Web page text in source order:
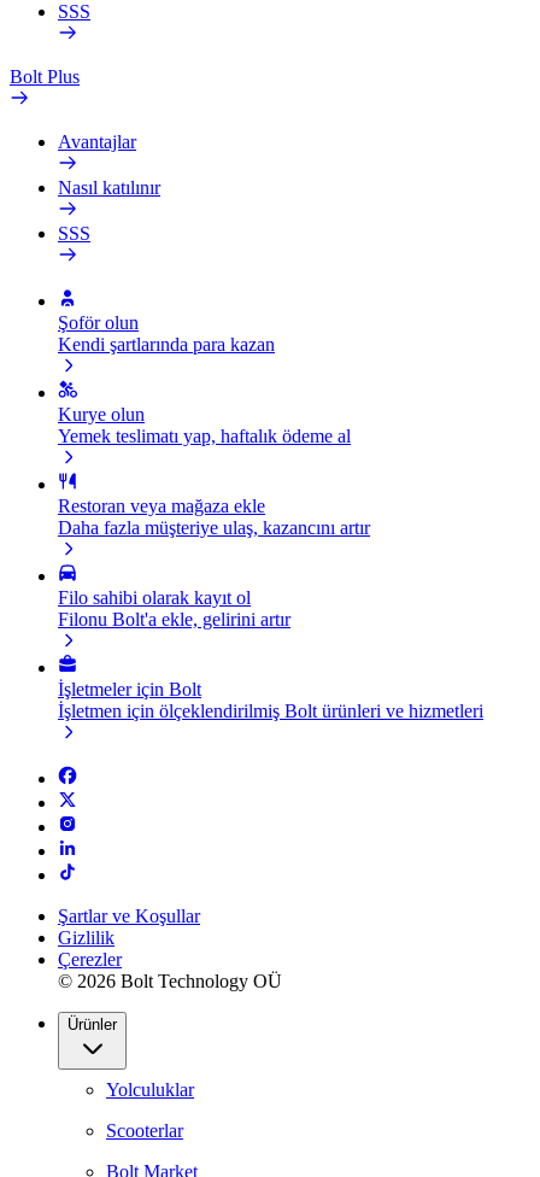
SSS
Bolt Plus
Avantajlar
Nasıl katılınır
SSS
Şoför olun
Kendi şartlarında para kazan
Kurye olun
Yemek teslimatı yap, haftalık ödeme al
Restoran veya mağaza ekle
Daha fazla müşteriye ulaş, kazancını artır
Filo sahibi olarak kayıt ol
Filonu Bolt'a ekle, gelirini artır
İşletmeler için Bolt
İşletmen için ölçeklendirilmiş Bolt ürünleri ve hizmetleri
Şartlar ve Koşullar
Gizlilik
Çerezler
© 2026 Bolt Technology OÜ
Ürünler
Yolculuklar
Scooterlar
Bolt Market